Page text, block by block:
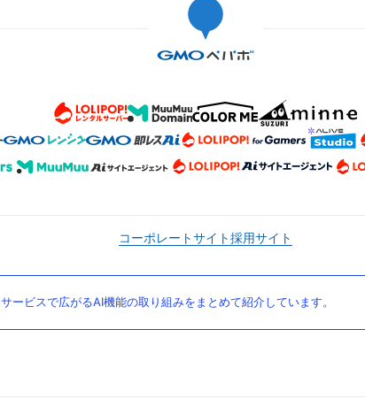
コーポレートサイト採用サイト
ービスで広がるAI機能の取り組みをまとめて紹介しています。